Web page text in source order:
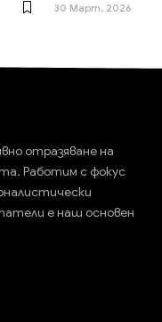
30 Март, 2026
отразяване на
Работим с фокус
е наш основен